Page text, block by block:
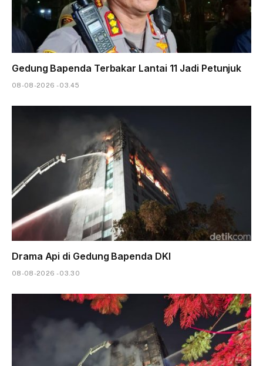
Gedung Bapenda Terbakar Lantai 11 Jadi Petunjuk
08-08-2026 - 03.45
Drama Api di Gedung Bapenda DKI
08-08-2026 - 03.30